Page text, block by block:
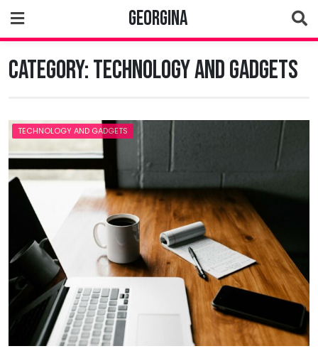
to
content
Georgina
Category:Technology and Gadgets
TECHNOLOGY AND GADGETS